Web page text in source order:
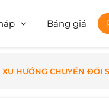
Bảng giá
XU HƯỚNG CHUYỂN ĐỔI